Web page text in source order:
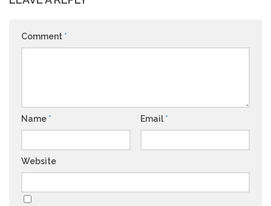
Comment *
Name * Email *
Website